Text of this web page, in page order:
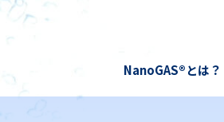
NanoGAS®とは？